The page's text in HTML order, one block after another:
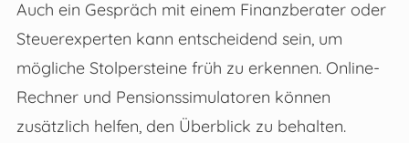
Auch ein Gespräch mit einem Finanzberater oder
Steuerexperten kann entscheidend sein, um
mögliche Stolpersteine früh zu erkennen. Online-
Rechner und Pensionssimulatoren können
zusätzlich helfen, den Überblick zu behalten.